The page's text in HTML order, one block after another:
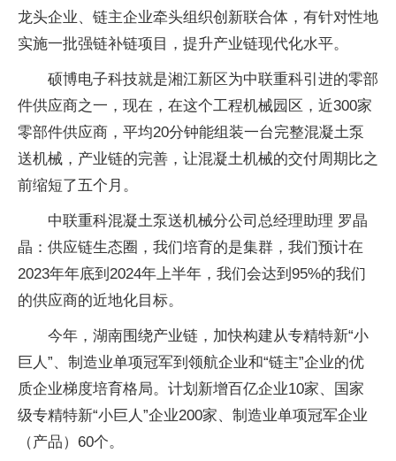
龙头企业、链主企业牵头组织创新联合体，有针对性地
实施一批强链补链项目，提升产业链现代化水平。
硕博电子科技就是湘江新区为中联重科引进的零部
件供应商之一，现在，在这个工程机械园区，近300家
零部件供应商，平均20分钟能组装一台完整混凝土泵
送机械，产业链的完善，让混凝土机械的交付周期比之
前缩短了五个月。
中联重科混凝土泵送机械分公司总经理助理 罗晶
晶：供应链生态圈，我们培育的是集群，我们预计在
2023年年底到2024年上半年，我们会达到95%的我们
的供应商的近地化目标。
今年，湖南围绕产业链，加快构建从专精特新“小
巨人”、制造业单项冠军到领航企业和“链主”企业的优
质企业梯度培育格局。计划新增百亿企业10家、国家
级专精特新“小巨人”企业200家、制造业单项冠军企业
（产品）60个。